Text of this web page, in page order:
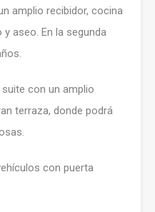
amplio recibidor, cocina
y aseo. En la segunda
con un amplio
terraza, donde podrá
con puerta